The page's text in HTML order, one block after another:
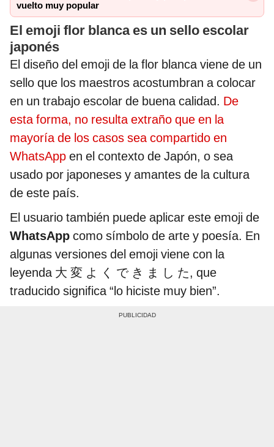
vuelto muy popular
El emoji flor blanca es un sello escolar
japonés
El diseño del emoji de la flor blanca viene de un
sello que los maestros acostumbran a colocar
en un trabajo escolar de buena calidad. De
esta forma, no resulta extraño que en la
mayoría de los casos sea compartido en
WhatsApp en el contexto de Japón, o sea
usado por japoneses y amantes de la cultura
de este país.
El usuario también puede aplicar este emoji de
WhatsApp como símbolo de arte y poesía. En
algunas versiones del emoji viene con la
leyenda 大 変 よ く で き ま し た, que
traducido significa “lo hiciste muy bien”.